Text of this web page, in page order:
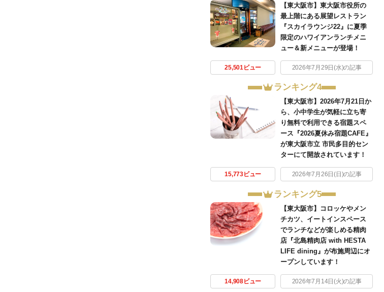
【東大阪市】東大阪市役所の
最上階にある展望レストラン
『スカイラウンジ22』に夏季
限定のハワイアンランチメニ
ュー＆新メニューが登場！
25,501ビュー 2026年7月29日(水)の記事
ランキング4
【東大阪市】2026年7月21日か
ら、小中学生が気軽に立ち寄
り無料で利用できる宿題スペ
ース『2026夏休み宿題CAFE』
が東大阪市立 市民多目的セン
ターにて開放されています！
15,773ビュー 2026年7月26日(日)の記事
ランキング5
【東大阪市】コロッケやメン
チカツ、イートインスペース
でランチなどが楽しめる精肉
店『北島精肉店 with HESTA
LIFE dining』が布施周辺にオ
ープンしています！
14,908ビュー 2026年7月14日(火)の記事